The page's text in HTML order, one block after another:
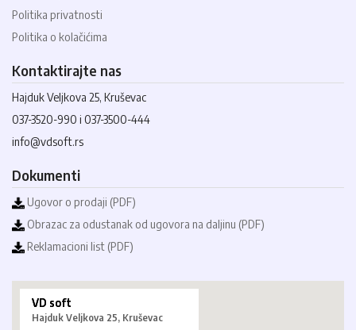
Politika privatnosti
Politika o kolačićima
Kontaktirajte nas
Hajduk Veljkova 25, Kruševac
037-3520-990 i 037-3500-444
info@vdsoft.rs
Dokumenti
Ugovor o prodaji (PDF)
Obrazac za odustanak od ugovora na daljinu (PDF)
Reklamacioni list (PDF)
VD soft
Hajduk Veljkova 25, Kruševac